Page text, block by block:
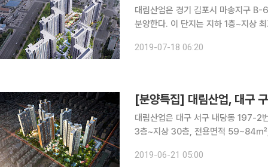
대림산업은 경기 김포시 마송지구 B-
분양한다. 이 단지는 지하 1층~지상 최고 18층짜리 7개 동, 574가구로 이뤄졌다. 주택형은 전용면
2019-07-18 06:20
[분양특집] 대림산업, 대구
대림산업은 대구 서구 내당동 197-2
3층~지상 30층, 전용면적 59~84㎡
구 △84㎡ 288가구로 전 가구가 선
2019-06-21 05:00